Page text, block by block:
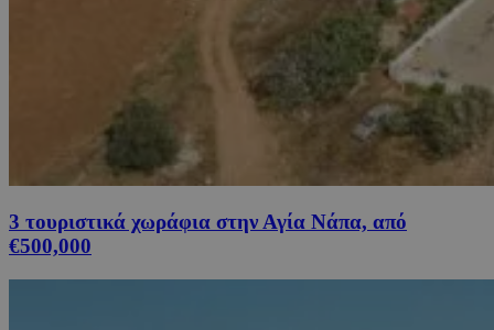
3 τουριστικά χωράφια στην Αγία Νάπα, από
€500,000